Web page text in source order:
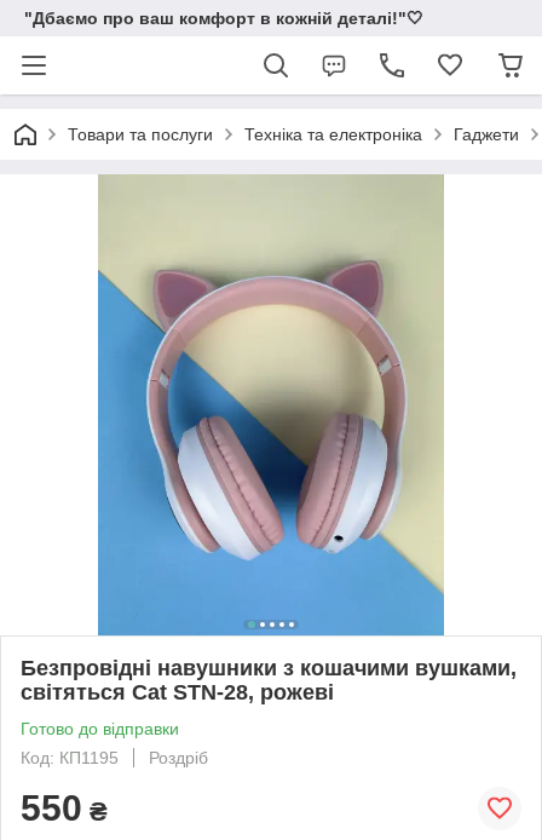
"Дбаємо про ваш комфорт в кожній деталі!"🤍
Товари та послуги Техніка та електроніка Гаджети
Безпровідні навушники з кошачими вушками,
світяться Cat STN-28, рожеві
Готово до відправки
Код: КП1195
Роздріб
550 ₴